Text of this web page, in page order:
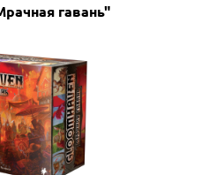
гавань"